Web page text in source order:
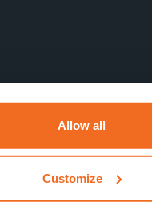
Allow all
Customize